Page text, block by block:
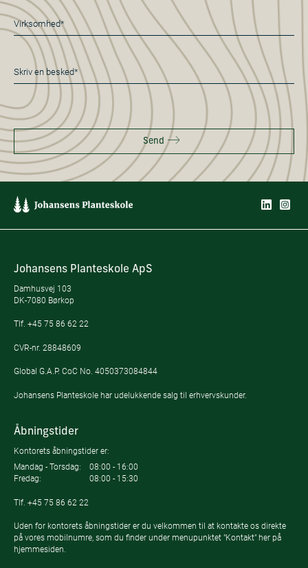
Virksomhed*
*
Besked
*
Send
Johansens Planteskole ApS
Damhusvej 103
DK-7080 Børkop
Tlf. +45 75 86 62 22
CVR-nr. 28848609
Global G.A.P. CoC No. 4050373084844
Johansens Planteskole har udelukkende salg til erhvervskunder.
Åbningstider
Kontorets åbningstider er:
Mandag - Torsdag:
08:00 - 16:00
Fredag:
08:00 - 15:30
Tlf. +45 75 86 62 22
Uden for kontorets åbningstider er du velkommen til at kontakte os direkte
på vores mobilnumre, som du finder under menupunktet "Kontakt" her på
hjemmesiden.